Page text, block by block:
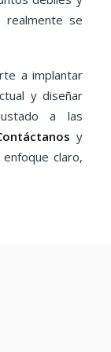
realmente se
a implantar
y diseñar
a las
y
claro,